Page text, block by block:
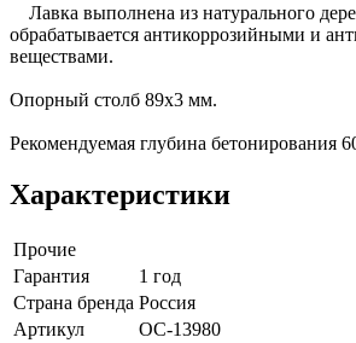
Лавка выполнена из натурального
обрабатывается антикоррозийными и
веществами.
Опорный столб 89х3 мм.
Рекомендуемая глубина бетонирования
Характеристики
Прочие
Гарантия
1 год
Страна бренда Россия
Артикул
ОС-13980